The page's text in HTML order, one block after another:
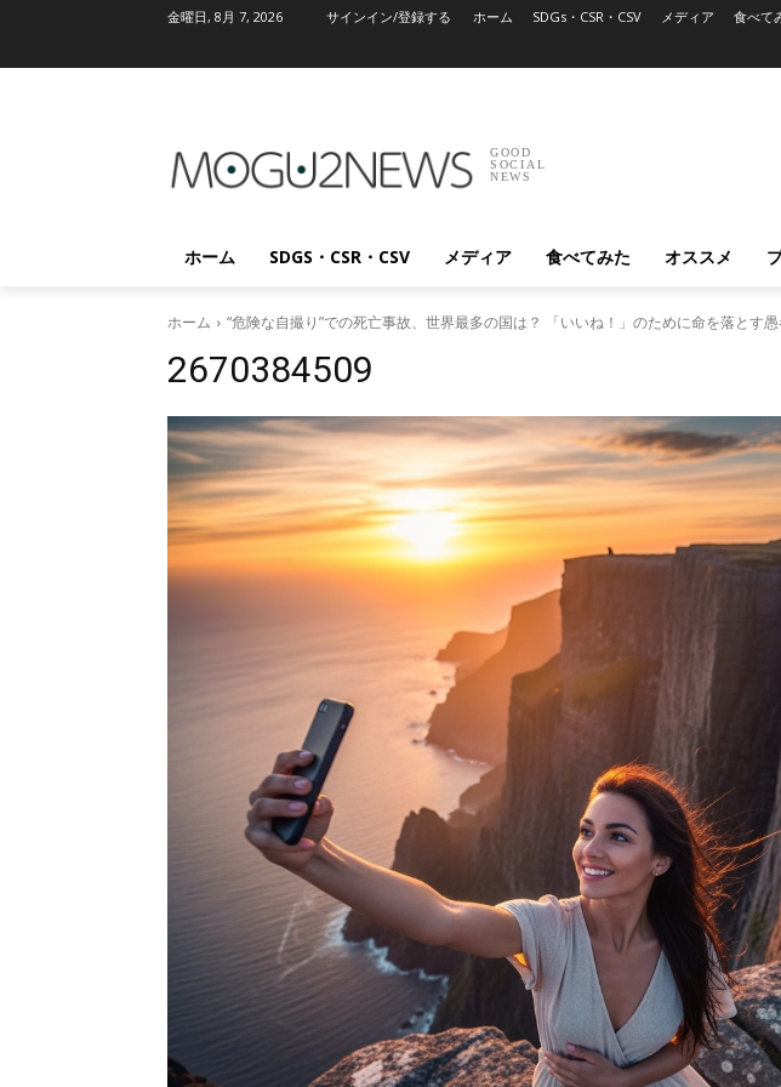
金曜日, 8月 7, 2026 サインイン/登録する ホーム SDGs・CSR・CSV メディア 食べて
GOOD
SOCIAL
NEWS
ホーム SDGS・CSR・CSV メディア 食べてみた オススメ
ホーム “危険な自撮り”での死亡事故、世界最多の国は？ 「いいね！」のために命を落とす
2670384509